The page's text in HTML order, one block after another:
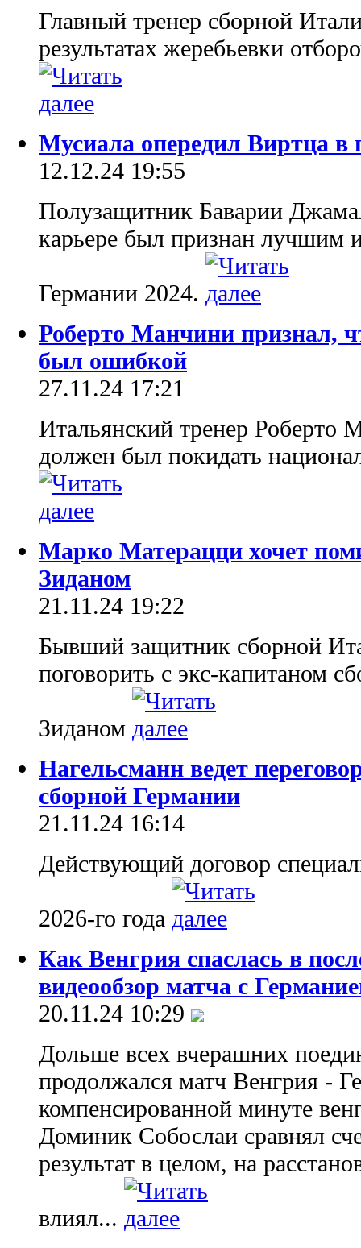
Главный тренер сборной
результатах жеребьевки
Мусиала опередил Виртца в
12.12.24 19:55
Полузащитник Баварии
карьере был признан лучшим
Германии 2024.
Роберто Манчини признал,
был ошибкой
27.11.24 17:21
Итальянский тренер Роберто
должен был покидать
Марко Матерацци хочет
Зиданом
21.11.24 19:22
Бывший защитник сборной
поговорить с экс-капитаном
Зиданом
Нагельсманн ведет
сборной Германии
21.11.24 16:14
Действующий договор
2026-го года
Как Венгрия спаслась в
видеообзор матча с
20.11.24 10:29
Дольше всех вчерашних
продолжался матч Венгрия -
компенсированной минуте
Доминик Собослаи сравнял
результат в целом, на
влиял...